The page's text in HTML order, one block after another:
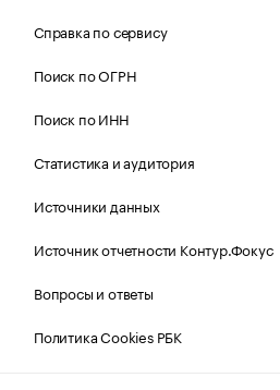
Справка по сервису
Поиск по ОГРН
Поиск по ИНН
Статистика и аудитория
Источники данных
Источник отчетности Контур.Фокус
Вопросы и ответы
Политика Cookies РБК